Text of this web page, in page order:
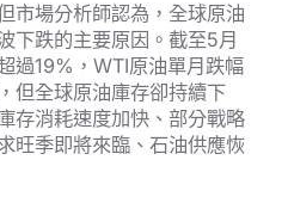
市場分析師認為，全球原油
下跌的主要原因。截至5月
過19%，WTI原油單月跌幅
但全球原油庫存卻持續下
存消耗速度加快、部分戰略
旺季即將來臨、石油供應恢